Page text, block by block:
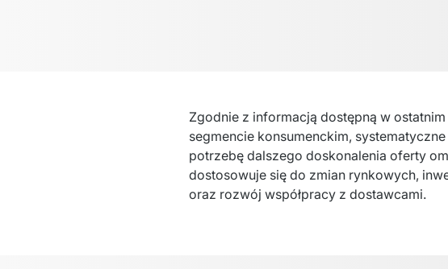
Zgodnie z informacją dostępną w
segmencie konsumenckim,
potrzebę dalszego doskonalenia oferty
dostosowuje się do zmian rynkowych,
oraz rozwój współpracy z dostawcami.